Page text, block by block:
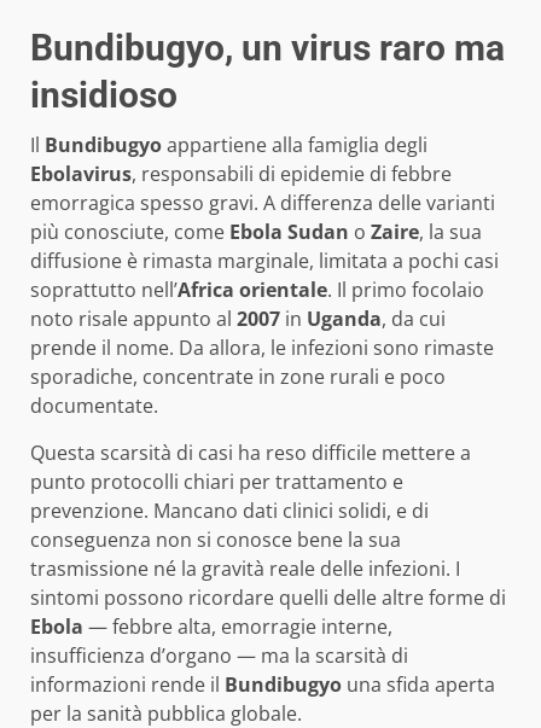
Bundibugyo, un virus raro ma
insidioso
Il Bundibugyoappartiene alla famiglia degli
Ebolavirus, responsabili di epidemie di febbre
emorragica spesso gravi. A differenza delle varianti
più conosciute, come Ebola Sudan o Zaire, la sua
diffusione è rimasta marginale, limitata a pochi casi
soprattutto nell’Africa orientale. Il primo focolaio
noto risale appunto al 2007 in Uganda, da cui
prende il nome. Da allora, le infezioni sono rimaste
sporadiche, concentrate in zone rurali e poco
documentate.
Questa scarsità di casi ha reso difficile mettere a
punto protocolli chiari per trattamento e
prevenzione. Mancano dati clinici solidi, e di
conseguenza non si conosce bene la sua
trasmissione né la gravità reale delle infezioni. I
sintomi possono ricordare quelli delle altre forme di
Ebola — febbre alta, emorragie interne,
insufficienza d’organo — ma la scarsità di
informazioni rende il Bundibugyo una sfida aperta
per la sanità pubblica globale.